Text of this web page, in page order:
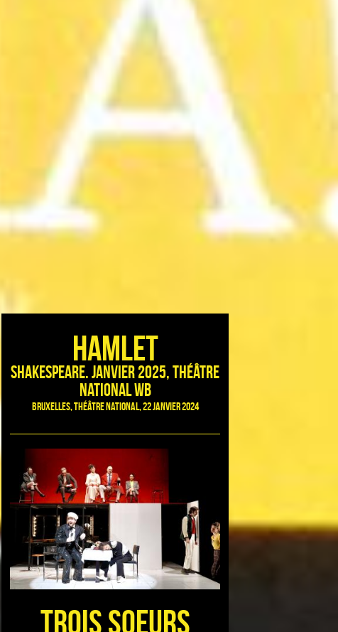
HAMLET
Shakespeare. Janvier 2025, Théâtre
National WB
Bruxelles, Théâtre National, 22 janvier 2024
Trois soeurs